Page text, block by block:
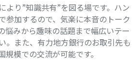
より”知識共有”を図る場です。ハン
参加するので、気楽に本音のトーク
悩みから趣味の話題まで幅広いテー
。また、有力地方銀行のお取引先も
模での交流が可能です。